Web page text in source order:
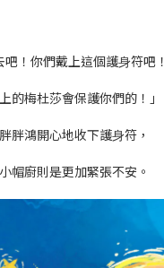
吧！你們戴上這個護⾝符吧！
的梅杜莎會保護你們的！」
胖胖鴻開⼼地收下護⾝符，
⼩帽廚則是更加緊張不安。